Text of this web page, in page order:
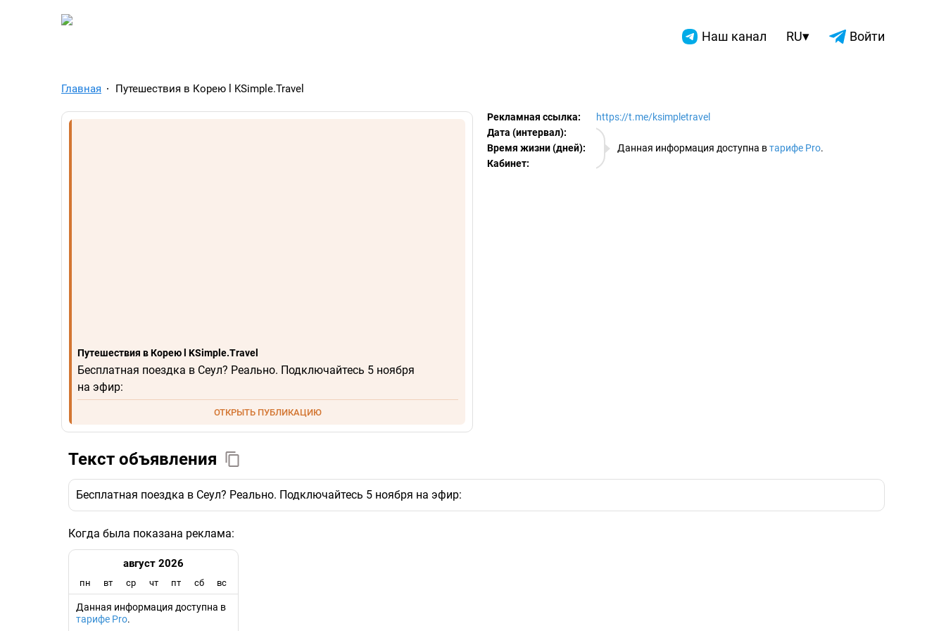
TelegramAds.com — Telegram Ads Spy Наш канал RU▾ Войти
Главная Путешествия в Корею l KSimple.Travel
Путешествия в Корею l KSimple.Travel
Бесплатная поездка в Сеул? Реально. Подключайтесь 5 ноября
на эфир:
ОТКРЫТЬ ПУБЛИКАЦИЮ
Рекламная ссылка: https://t.me/ksimpletravel
Данная информация доступна втарифе Pro.
Дата (интервал):
08.08.2026
Время жизни (дней):
Кабинет:
EURO
Текст объявления
Бесплатная поездка в Сеул? Реально. Подключайтесь 5 ноября на эфир:
Когда была показана реклама:
август 2026
пн вт ср чт пт сб вс
Данная информация доступна в
тарифе Pro.